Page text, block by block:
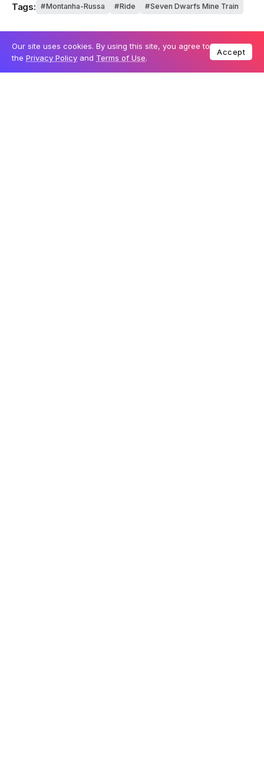
Tags: Montanha-Russa Ride Seven Dwarfs Mine Train
Top Authors
Our site uses cookies. By using this site, you agree to
the Privacy Policy and Terms of Use.
Accept